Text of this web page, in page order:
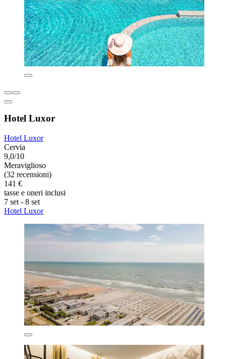
Hotel Luxor
Hotel Luxor
Cervia
9,0/10
Meraviglioso
(32 recensioni)
141 €
tasse e oneri inclusi
7 set - 8 set
Hotel Luxor